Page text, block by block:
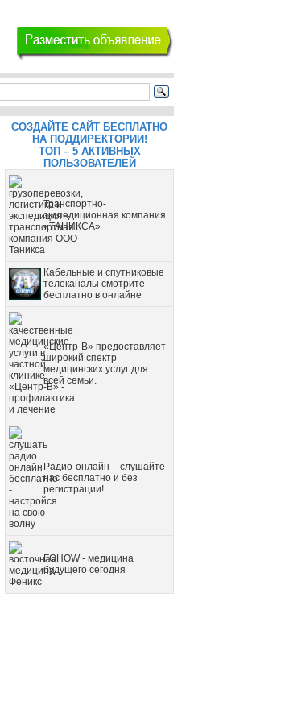
СОЗДАЙТЕ САЙТ БЕСПЛАТНО
НА ПОДДИРЕКТОРИИ!
ТОП – 5 АКТИВНЫХ
ПОЛЬЗОВАТЕЛЕЙ
Транспортно-
экспедиционная компания
«ТАНИКСА»
Кабельные и спутниковые
телеканалы смотрите
бесплатно в онлайне
«Центр-В» предоставляет
широкий спектр
медицинских услуг для
всей семьи.
Радио-онлайн – слушайте
нас бесплатно и без
регистрации!
FOHOW - медицина
будущего сегодня